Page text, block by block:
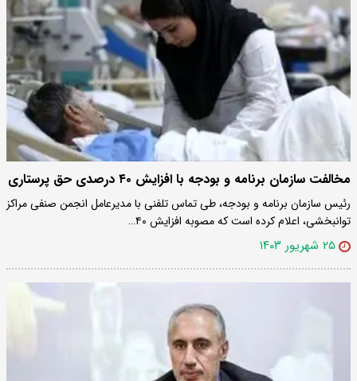
مخالفت سازمان برنامه و بودجه با افزایش ۴۰ درصدی حق پرستاری
رئیس سازمان برنامه و بودجه، طی تماس تلفنی با مدیرعامل انجمن صنفی مراکز
توانبخشی، اعلام کرده است که مصوبه افزایش ۴۰…
۲۵ شهریور ۱۴۰۳